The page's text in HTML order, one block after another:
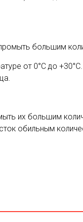
большим
от 0°С до
их большим
обильным